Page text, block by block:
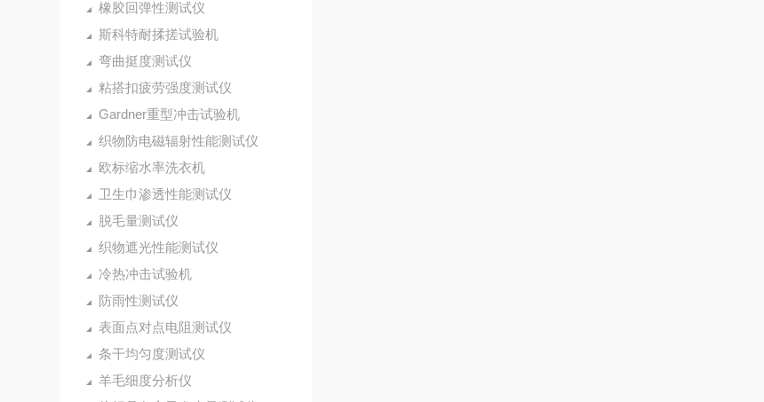
橡胶回弹性测试仪
斯科特耐揉搓试验机
弯曲挺度测试仪
粘搭扣疲劳强度测试仪
Gardner重型冲击试验机
织物防电磁辐射性能测试仪
欧标缩水率洗衣机
卫生巾渗透性能测试仪
脱毛量测试仪
织物遮光性能测试仪
冷热冲击试验机
防雨性测试仪
表面点对点电阻测试仪
条干均匀度测试仪
羊毛细度分析仪